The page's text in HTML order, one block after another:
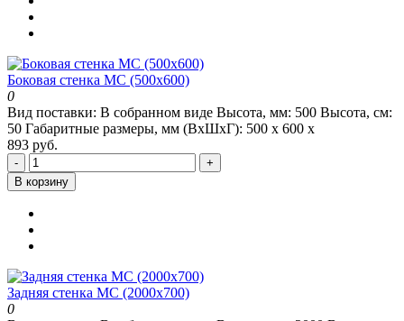
Боковая стенка МС (500х600)
0
Вид поставки: В собранном виде Высота, мм: 500 Высота, см:
50 Габаритные размеры, мм (ВхШхГ): 500 х 600 х
893 руб.
-
+
В корзину
Задняя стенка МС (2000х700)
0